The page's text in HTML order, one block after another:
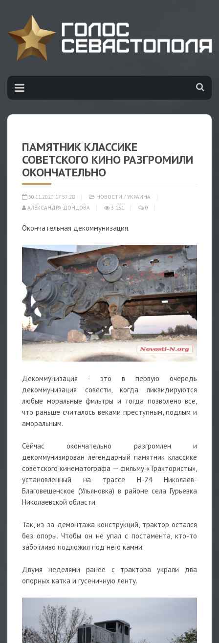
ПАМЯТНИК КЛАССИКЕ
СОВЕТСКОГО КИНО РАЗГРОМИЛИ
ОКОНЧАТЕЛЬНО
30.11.2020 17:57:28 НОВОСТИ / УКРАИНА
АЛЕКСАНДРА ДОНЦОВА
3 151 0
Окончательная декоммунизация.
Декоммунизация - это в первую очередь
декоммунизация совести, когда ликвидируются
любые моральные фильтры и тогда позволено все,
что раньше считалось веками преступным, подлым и
аморальным.
Сейчас окончательно разгромлен и
декоммунизирован легендарный памятник классике
советского кинематографа — фильму «Трактористы»,
установленный на трассе Н-24 Николаев-
Благовещенское (Ульяновка) в районе села Гурьевка
Николаевской области.
Так, из-за демонтажа конструкций, трактор остался
без опоры. Чтобы он не упал с постамента, кто-то
заботливо подложил под него камни.
Двумя неделями ранее с трактора украли два
опорных катка и гусеничную ленту.